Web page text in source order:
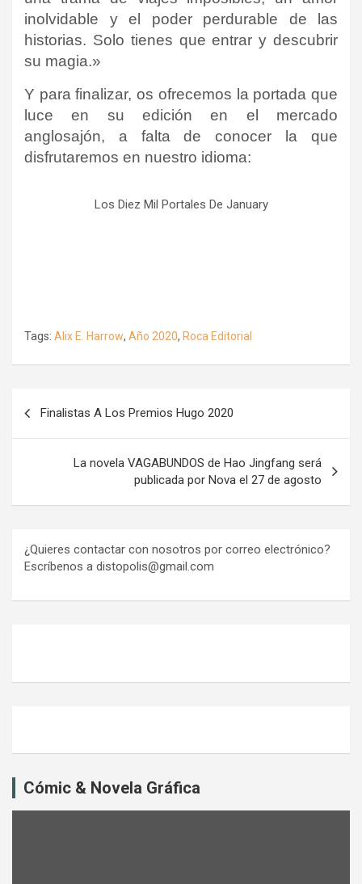
inolvidable y el poder perdurable de las
historias. Solo tienes que entrar y descubrir
su magia.»
Y para finalizar, os ofrecemos la portada que
luce en su edición en el mercado
anglosajón, a falta de conocer la que
disfrutaremos en nuestro idioma:
Los Diez Mil Portales De January
Tags: Alix E. Harrow, Año 2020, Roca Editorial
entradas
Finalistas A Los Premios Hugo 2020
La novela VAGABUNDOS de Hao Jingfang será
publicada por Nova el 27 de agosto
¿Quieres contactar con nosotros por correo electrónico?
Escríbenos a distopolis@gmail.com
Cómic & Novela Gráfica